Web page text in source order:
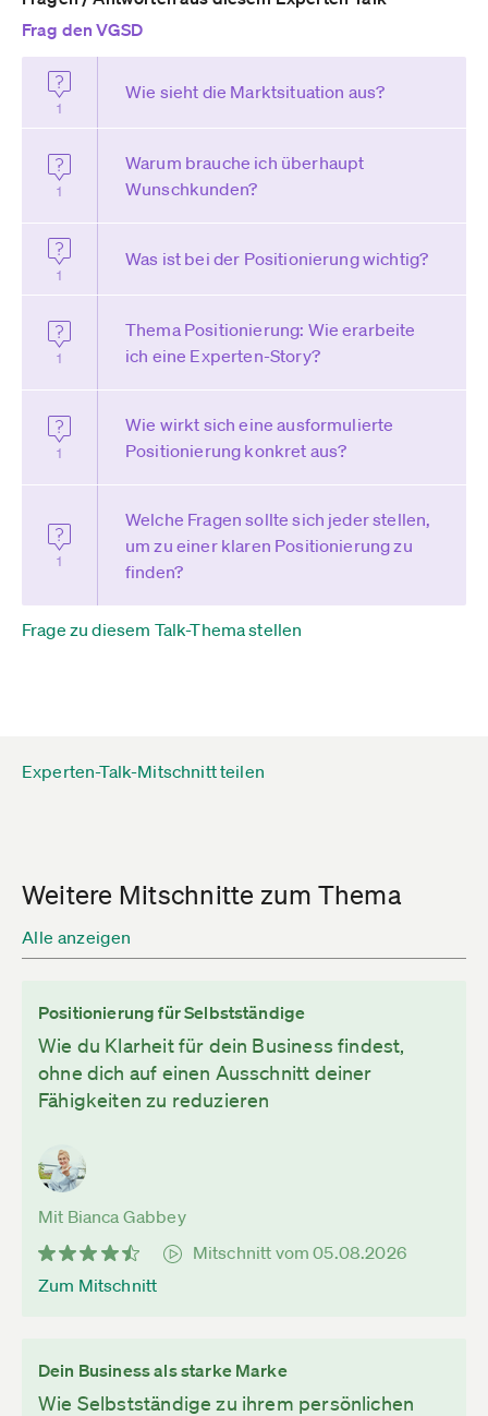
Frag den VGSD
1
Wie sieht die Marktsituation aus?
1
Warum brauche ich überhaupt
Wunschkunden?
1
Was ist bei der Positionierung wichtig?
1
Thema Positionierung: Wie erarbeite
ich eine Experten-Story?
1
Wie wirkt sich eine ausformulierte
Positionierung konkret aus?
1
Welche Fragen sollte sich jeder stellen,
um zu einer klaren Positionierung zu
finden?
Frage zu diesem Talk-Thema stellen
Experten-Talk-Mitschnitt teilen
Weitere Mitschnitte zum Thema
Alle anzeigen
Positionierung für Selbstständige
Wie du Klarheit für dein Business findest,
ohne dich auf einen Ausschnitt deiner
Fähigkeiten zu reduzieren
Mit Bianca Gabbey
Mitschnitt vom 05.08.2026
Zum Mitschnitt
Dein Business als starke Marke
Wie Selbstständige zu ihrem persönlichen